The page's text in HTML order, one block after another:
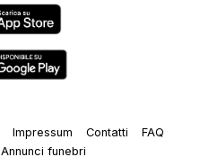
Impressum Contatti
FAQ
Annunci funebri